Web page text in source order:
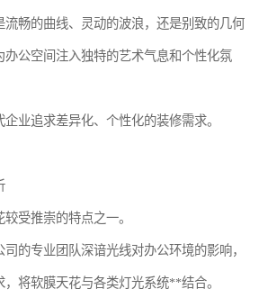
畅的曲线、灵动的波浪，还是别致的几何
办公空间注入独特的艺术气息和个性化氛
业追求差异化、个性化的装修需求。
受推崇的特点之一。
的专业团队深谙光线对办公环境的影响，
将软膜天花与各类灯光系统**结合。